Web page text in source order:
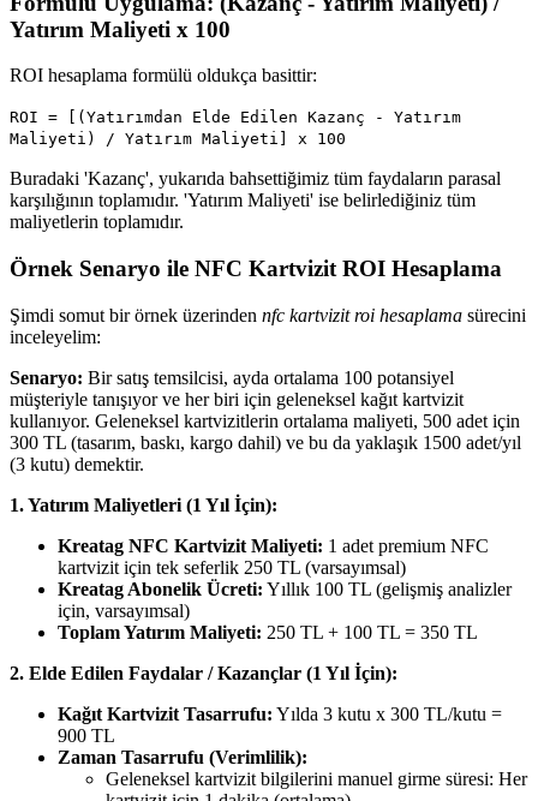
Yatırım Maliyeti x 100
ROI hesaplama formülü oldukça basittir:
ROI = [(Yatırımdan Elde Edilen Kazanç - Yatırım
Maliyeti) / Yatırım Maliyeti] x 100
Buradaki 'Kazanç', yukarıda bahsettiğimiz tüm faydaların parasal
karşılığının toplamıdır. 'Yatırım Maliyeti' ise belirlediğiniz tüm
maliyetlerin toplamıdır.
Örnek Senaryo ile NFC Kartvizit ROI Hesaplama
Şimdi somut bir örnek üzerinden nfc kartvizit roi hesaplama sürecini
inceleyelim:
Senaryo: Bir satış temsilcisi, ayda ortalama 100 potansiyel
müşteriyle tanışıyor ve her biri için geleneksel kağıt kartvizit
kullanıyor. Geleneksel kartvizitlerin ortalama maliyeti, 500 adet için
300 TL (tasarım, baskı, kargo dahil) ve bu da yaklaşık 1500 adet/yıl
(3 kutu) demektir.
1. Yatırım Maliyetleri (1 Yıl İçin):
Kreatag NFC Kartvizit Maliyeti: 1 adet premium NFC
kartvizit için tek seferlik 250 TL (varsayımsal)
Kreatag Abonelik Ücreti: Yıllık 100 TL (gelişmiş analizler
için, varsayımsal)
Toplam Yatırım Maliyeti: 250 TL + 100 TL = 350 TL
2. Elde Edilen Faydalar / Kazançlar (1 Yıl İçin):
Kağıt Kartvizit Tasarrufu: Yılda 3 kutu x 300 TL/kutu =
900 TL
Zaman Tasarrufu (Verimlilik):
Geleneksel kartvizit bilgilerini manuel girme süresi: Her